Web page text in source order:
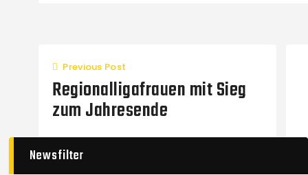
Previous Post
Regionalligafrauen mit Sieg
zum Jahresende
Newsfilter